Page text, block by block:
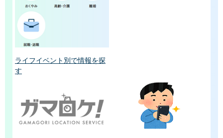
ライフイベント別で情報を探
す